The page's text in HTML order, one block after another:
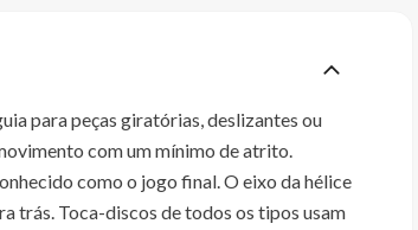
para peças giratórias, deslizantes ou
com um mínimo de atrito.
como o jogo final. O eixo da hélice
trás. Toca-discos de todos os tipos usam